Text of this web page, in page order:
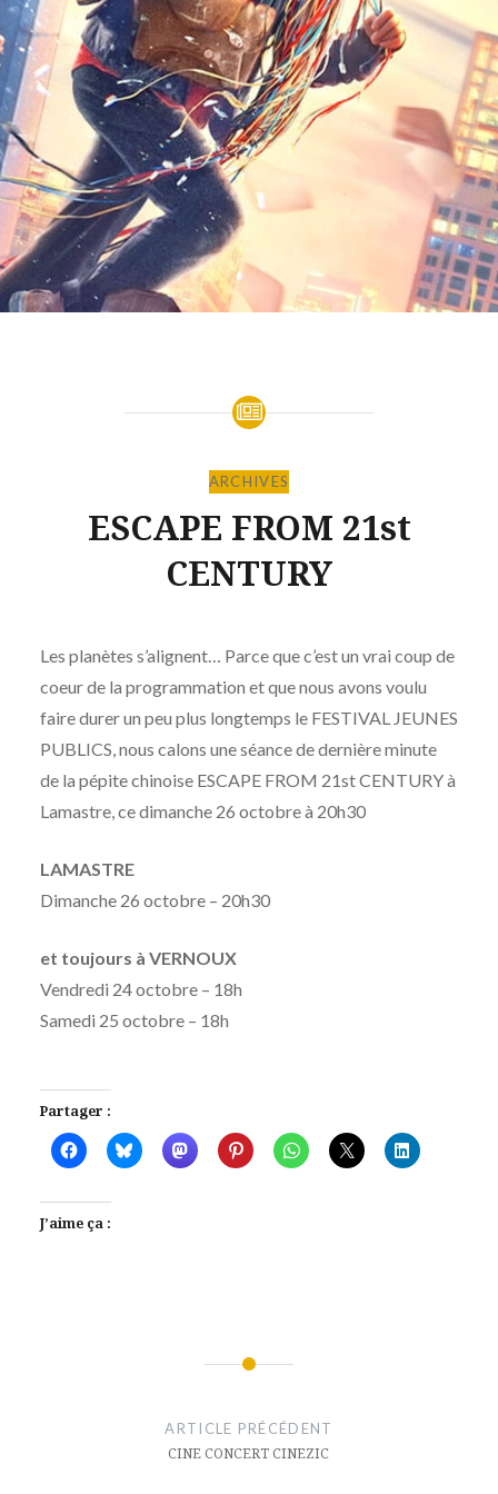
ARCHIVES
ESCAPE FROM 21st
CENTURY
par
MAIGRET
24
2025
Les planètes s’alignent… Parce que c’est un vrai coup de
coeur de la programmation et que nous avons voulu
faire durer un peu plus longtemps le FESTIVAL JEUNES
PUBLICS, nous calons une séance de dernière minute
de la pépite chinoise ESCAPE FROM 21st CENTURY à
Lamastre, ce dimanche 26 octobre à 20h30
LAMASTRE
Dimanche 26 octobre – 20h30
et toujours à VERNOUX
Vendredi 24 octobre – 18h
Samedi 25 octobre – 18h
Partager :
J’aime ça :
ARTICLE PRÉCÉDENT
CINE CONCERT CINEZIC